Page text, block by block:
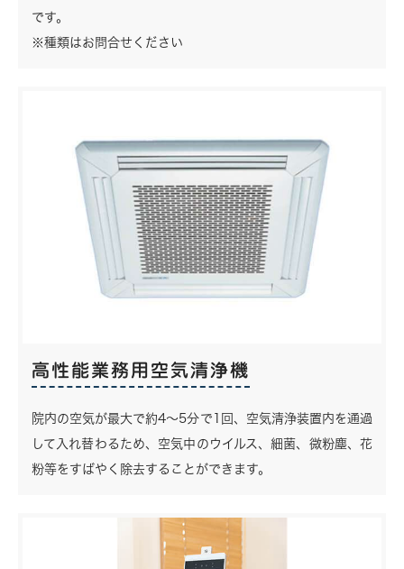
です。
※種類はお問合せください
高性能業務用空気清浄機
院内の空気が最大で約4～5分で1回、空気清浄装置内を通過
して入れ替わるため、空気中のウイルス、細菌、微粉塵、花
粉等をすばやく除去することができます。